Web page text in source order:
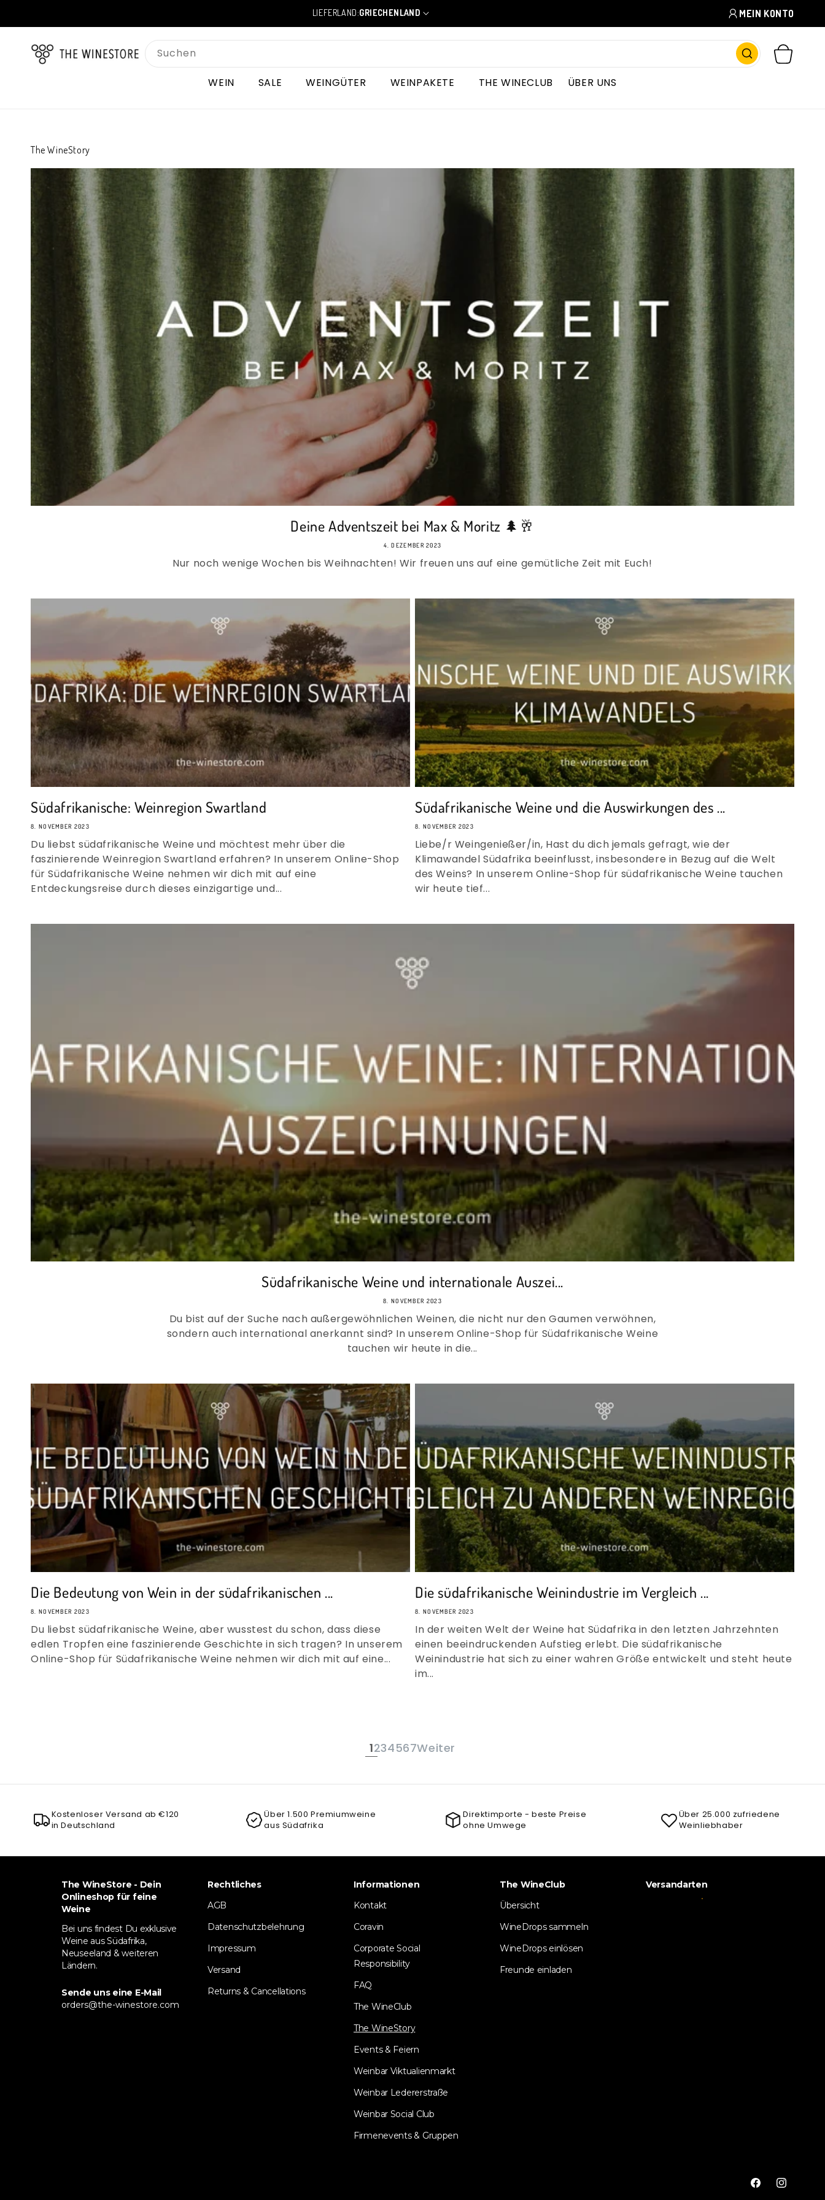
Inhalt
LIEFERLAND:
L
a
n
/
R
GRIECHENLAND MEIN KONTO
Suchen
WEIN SALE WEINGÜTER WEINPAKETE THE WINECLUB ÜBER UNS
WARENKORB
The WineStory
Deine Adventszeit bei Max & Moritz 🌲🥂
4. DEZEMBER 2023
Nur noch wenige Wochen bis Weihnachten! Wir freuen uns auf eine gemütliche Zeit mit Euch!
Südafrikanische: Weinregion Swartland
8. NOVEMBER 2023
Du liebst südafrikanische Weine und möchtest mehr über die
faszinierende Weinregion Swartland erfahren? In unserem Online-Shop
für Südafrikanische Weine nehmen wir dich mit auf eine
Entdeckungsreise durch dieses einzigartige und...
Südafrikanische Weine und die Auswirkungen des ...
8. NOVEMBER 2023
Liebe/r Weingenießer/in, Hast du dich jemals gefragt, wie der
Klimawandel Südafrika beeinflusst, insbesondere in Bezug auf die Welt
des Weins? In unserem Online-Shop für südafrikanische Weine tauchen
wir heute tief...
Südafrikanische Weine und internationale Auszei...
8. NOVEMBER 2023
Du bist auf der Suche nach außergewöhnlichen Weinen, die nicht nur den Gaumen verwöhnen,
sondern auch international anerkannt sind? In unserem Online-Shop für Südafrikanische Weine
tauchen wir heute in die...
Die Bedeutung von Wein in der südafrikanischen ...
8. NOVEMBER 2023
Du liebst südafrikanische Weine, aber wusstest du schon, dass diese
edlen Tropfen eine faszinierende Geschichte in sich tragen? In unserem
Online-Shop für Südafrikanische Weine nehmen wir dich mit auf eine...
Die südafrikanische Weinindustrie im Vergleich ...
8. NOVEMBER 2023
In der weiten Welt der Weine hat Südafrika in den letzten Jahrzehnten
einen beeindruckenden Aufstieg erlebt. Die südafrikanische
Weinindustrie hat sich zu einer wahren Größe entwickelt und steht heute
im...
1234567Weiter
Kostenloser Versand ab €120
in Deutschland
Über 1.500 Premiumweine
aus Südafrika
Direktimporte - beste Preise
ohne Umwege
Über 25.000 zufriedene
Weinliebhaber
The WineStore - Dein
Onlineshop für feine
Weine
Bei uns findest Du exklusive
Weine aus Südafrika,
Neuseeland & weiteren
Ländern.
Sende uns eine E-Mail
orders@the-winestore.com
Rechtliches
AGB
Datenschutzbelehrung
Impressum
Versand
Returns & Cancellations
Informationen
Kontakt
Coravin
Corporate Social
Responsibility
FAQ
The WineClub
The WineStory
Events & Feiern
Weinbar Viktualienmarkt
Weinbar Ledererstraße
Weinbar Social Club
Firmenevents & Gruppen
The WineClub
Übersicht
WineDrops sammeln
WineDrops einlösen
Freunde einladen
Versandarten
FacebookInstagram